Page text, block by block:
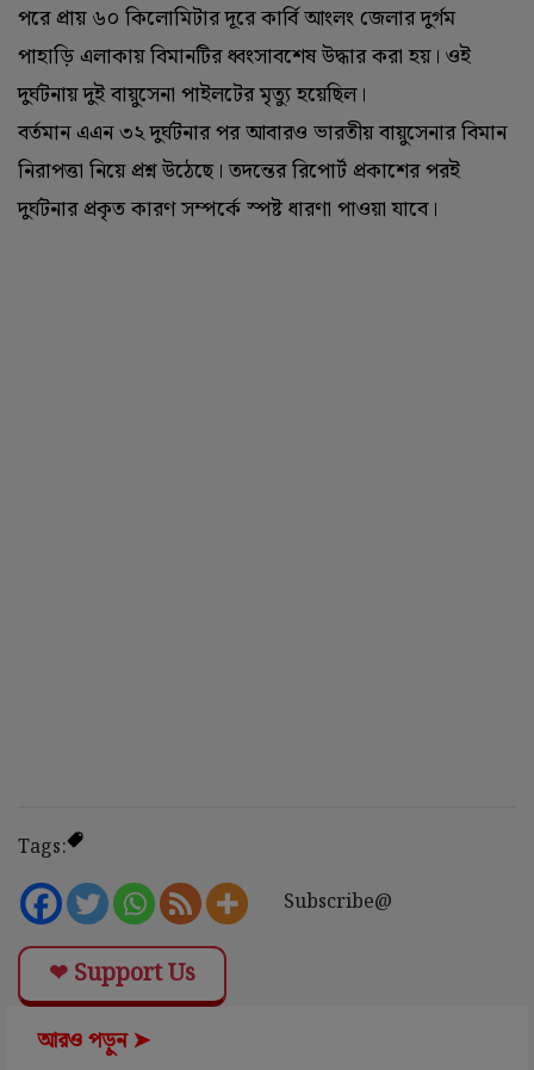
পরে প্রায় ৬০ কিলোমিটার দূরে কার্বি আংলং জেলার দুর্গম
পাহাড়ি এলাকায় বিমানটির ধ্বংসাবশেষ উদ্ধার করা হয়। ওই
দুর্ঘটনায় দুই বায়ুসেনা পাইলটের মৃত্যু হয়েছিল।
বর্তমান এএন ৩২ দুর্ঘটনার পর আবারও ভারতীয় বায়ুসেনার বিমান
নিরাপত্তা নিয়ে প্রশ্ন উঠেছে। তদন্তের রিপোর্ট প্রকাশের পরই
দুর্ঘটনার প্রকৃত কারণ সম্পর্কে স্পষ্ট ধারণা পাওয়া যাবে।
Tags:
Subscribe@
❤ Support Us
আরও পড়ুন ➤